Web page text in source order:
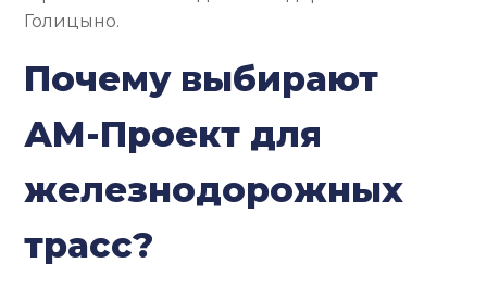
Голицыно.
Почему выбирают
АМ-Проект для
железнодорожных
трасс?